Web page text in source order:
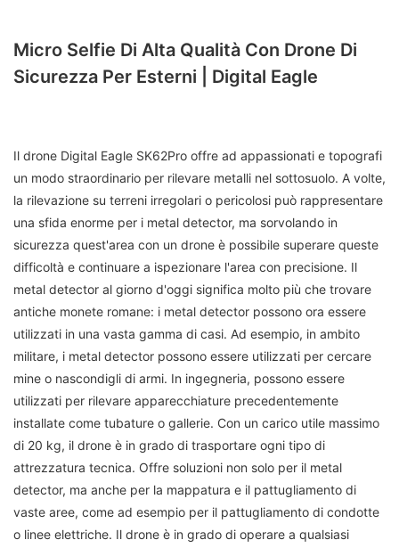
Micro Selfie Di Alta Qualità Con Drone Di
Sicurezza Per Esterni | Digital Eagle
Il drone Digital Eagle SK62Pro offre ad appassionati e topografi
un modo straordinario per rilevare metalli nel sottosuolo. A volte,
la rilevazione su terreni irregolari o pericolosi può rappresentare
una sfida enorme per i metal detector, ma sorvolando in
sicurezza quest'area con un drone è possibile superare queste
difficoltà e continuare a ispezionare l'area con precisione. Il
metal detector al giorno d'oggi significa molto più che trovare
antiche monete romane: i metal detector possono ora essere
utilizzati in una vasta gamma di casi. Ad esempio, in ambito
militare, i metal detector possono essere utilizzati per cercare
mine o nascondigli di armi. In ingegneria, possono essere
utilizzati per rilevare apparecchiature precedentemente
installate come tubature o gallerie. Con un carico utile massimo
di 20 kg, il drone è in grado di trasportare ogni tipo di
attrezzatura tecnica. Offre soluzioni non solo per il metal
detector, ma anche per la mappatura e il pattugliamento di
vaste aree, come ad esempio per il pattugliamento di condotte
o linee elettriche. Il drone è in grado di operare a qualsiasi